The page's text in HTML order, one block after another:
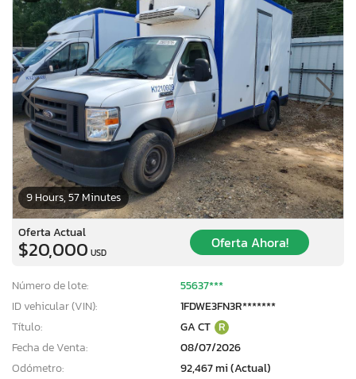
9 Hours, 57 Minutes
Oferta Actual
$20,000 USD
Oferta Ahora!
Número de lote:
55637***
ID vehicular (VIN):
1FDWE3FN3R*******
Título:
GA CT R
Fecha de Venta:
08/07/2026
Odómetro:
92,467 mi (Actual)